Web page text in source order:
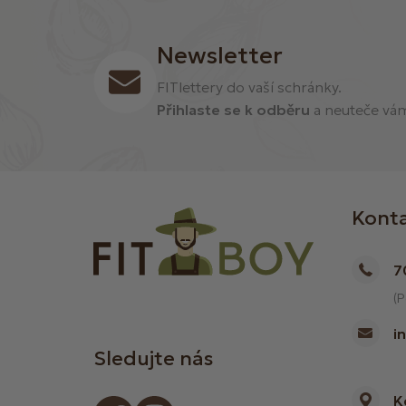
Newsletter
FITlettery do vaší schránky.
Přihlaste se k odběru a neuteče
Sledujte nás